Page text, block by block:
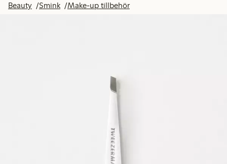
Beauty Smink Make-up tillbehör